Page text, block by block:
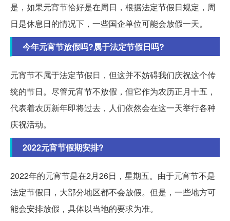
是，如果元宵节恰好是在周日，根据法定节假日规定，周
日是休息日的情况下，一些国企单位可能会放假一天。
今年元宵节放假吗?属于法定节假日吗?
元宵节不属于法定节假日，但这并不妨碍我们庆祝这个传
统的节日。尽管元宵节不放假，但它作为农历正月十五，
代表着农历新年即将过去，人们依然会在这一天举行各种
庆祝活动。
2022元宵节假期安排?
2022年的元宵节是在2月26日，星期五。由于元宵节不是
法定节假日，大部分地区都不会放假。但是，一些地方可
能会安排放假，具体以当地的要求为准。